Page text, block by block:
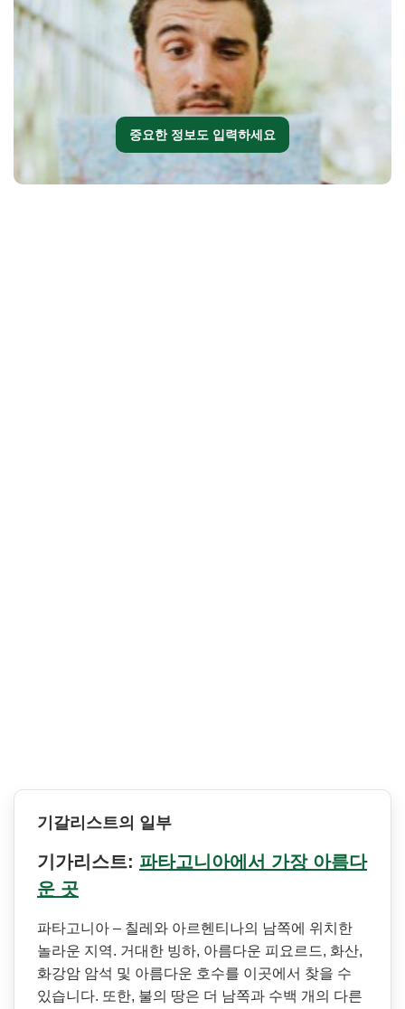
중요한 정보도 입력하세요
기갈리스트의 일부
기가리스트: 파타고니아에서 가장 아름다
운 곳
파타고니아 – 칠레와 아르헨티나의 남쪽에 위치한
놀라운 지역. 거대한 빙하, 아름다운 피요르드, 화산,
화강암 암석 및 아름다운 호수를 이곳에서 찾을 수
있습니다. 또한, 불의 땅은 더 남쪽과 수백 개의 다른